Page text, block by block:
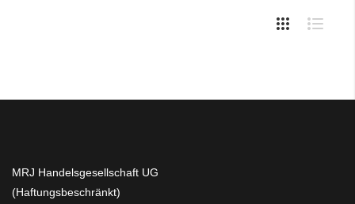
MRJ Handelsgesellschaft UG
(Haftungsbeschränkt)